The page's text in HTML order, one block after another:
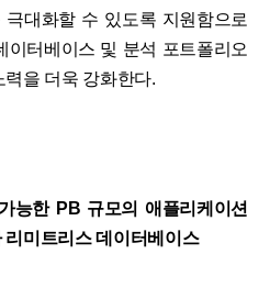
대화할 수 있도록 지원함으로
이터베이스 및 분석 포트폴리오
을 더욱 강화한다.
능한 PB 규모의 애플리케이션
미트리스 데이터베이스